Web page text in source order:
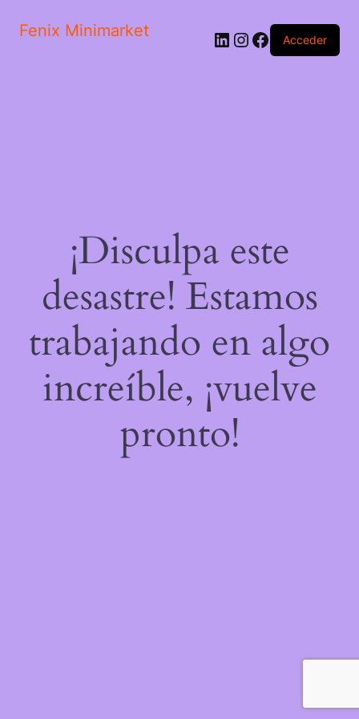
Fenix Minimarket LinkedIn
Instagram
Facebook
Acceder
¡Disculpa este
desastre! Estamos
trabajando en algo
increíble, ¡vuelve
pronto!